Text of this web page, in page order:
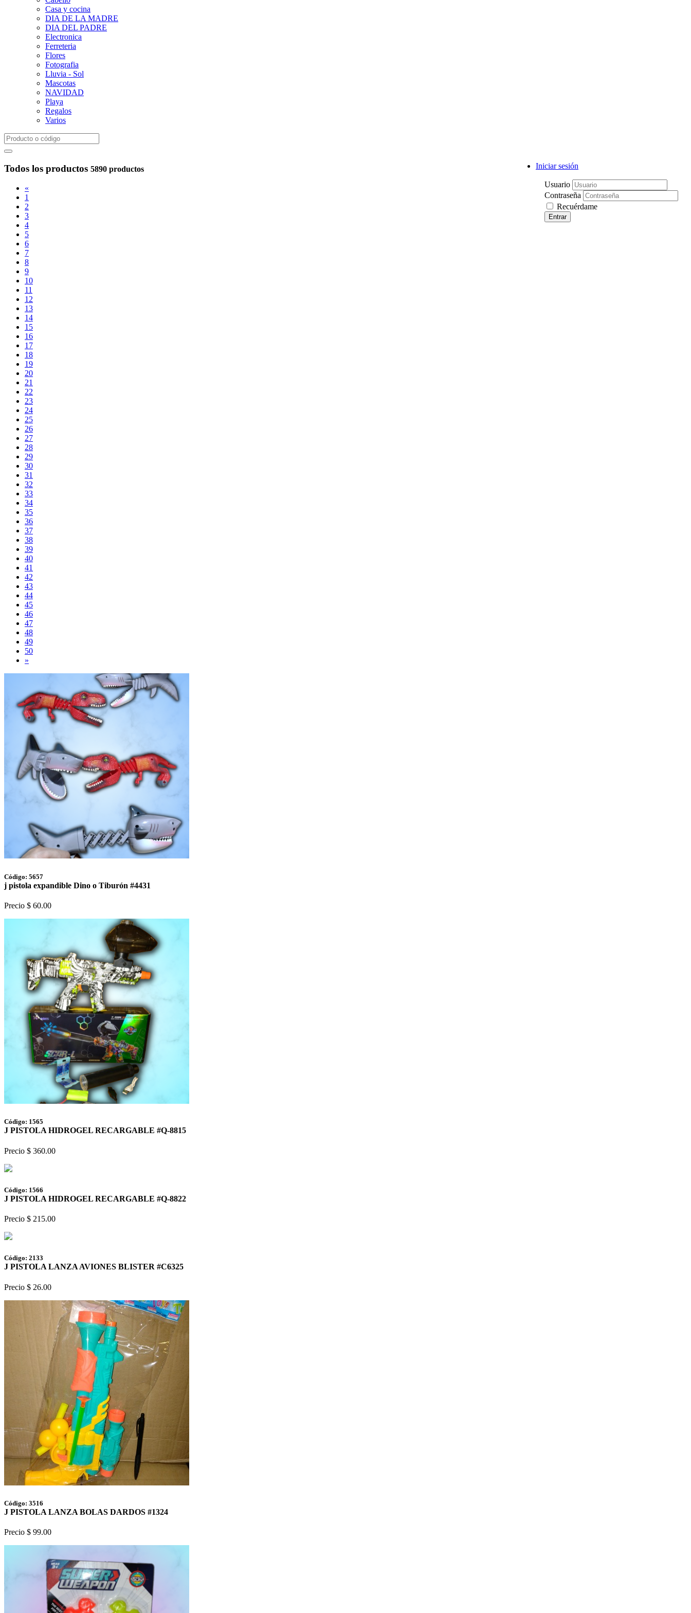
Casa y cocina
DIA DE LA MADRE
DIA DEL PADRE
Electronica
Ferreteria
Flores
Fotografia
Lluvia - Sol
Mascotas
NAVIDAD
Playa
Regalos
Varios
Iniciar sesión
Usuario
Contraseña
Recuérdame
Entrar
Todos los productos 5890 productos
«
1
2
3
4
5
6
7
8
9
10
11
12
13
14
15
16
17
18
19
20
21
22
23
24
25
26
27
28
29
30
31
32
33
34
35
36
37
38
39
40
41
42
43
44
45
46
47
48
49
50
»
Código: 5657
j pistola expandible Dino o Tiburón #4431
Precio $ 60.00
Código: 1565
J PISTOLA HIDROGEL RECARGABLE #Q-8815
Precio $ 360.00
Código: 1566
J PISTOLA HIDROGEL RECARGABLE #Q-8822
Precio $ 215.00
Código: 2133
J PISTOLA LANZA AVIONES BLISTER #C6325
Precio $ 26.00
Código: 3516
J PISTOLA LANZA BOLAS DARDOS #1324
Precio $ 99.00